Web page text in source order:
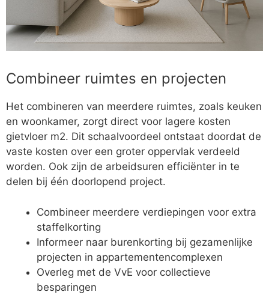
Combineer ruimtes en projecten
Het combineren van meerdere ruimtes, zoals keuken
en woonkamer, zorgt direct voor lagere kosten
gietvloer m2. Dit schaalvoordeel ontstaat doordat de
vaste kosten over een groter oppervlak verdeeld
worden. Ook zijn de arbeidsuren efficiënter in te
delen bij één doorlopend project.
Combineer meerdere verdiepingen voor extra
staffelkorting
Informeer naar burenkorting bij gezamenlijke
projecten in appartementencomplexen
Overleg met de VvE voor collectieve
besparingen